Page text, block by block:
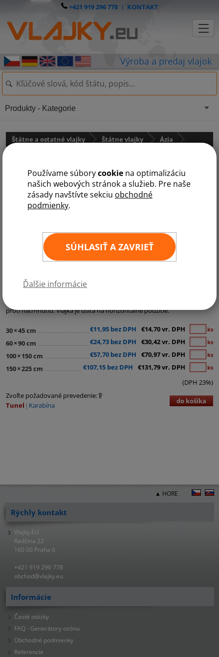
Používame súborycookie na optimalizáciu
našich webových stránok a služieb. Pre naše
zásady navštívte sekciu obchodné
podmienky.
SÚHLASIŤ A ZAVRIEŤ
Ďalšie informácie
+421 919 296 778| KONTAKT
Štátne a ostatné vlajky Štátne vlajky Ázia
Ázia
Vlajka KĽDR je vyrobená z materiálu Easyflag. Tento materiál je
proti natrhnutiu. Vlajka je ušitá na horizontálne použitie.
30×45 cm €11,95 bez DPH €14,70 vr. DPH ks
60×90 cm €24,73 bez DPH €30,42 vr. DPH ks
100× 150 cm €57,70 bez DPH €70,97 vr. DPH ks
150×225 cm €107,15 bez DPH €131,79 vr. DPH ks
(DPH 23%)
Zvoľte požadované prevedenie:
Tunel
Karabína do košíka
Produkty - Kategorie
▲ HORE
Rýchly kontakt
Vlajky.EU
Radčina 22
160 00 Praha 6
+421 919 296 778
obchod@vlajky.eu
Informácie
Časté otázky
FAQ - Generátory ozónu
Obchodné podmienky
Referencie